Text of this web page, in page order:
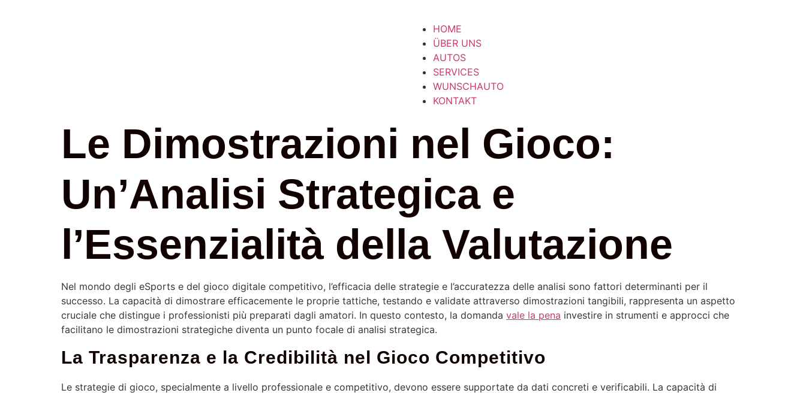
HOME
ÜBER UNS
AUTOS
SERVICES
WUNSCHAUTO
KONTAKT
Le Dimostrazioni nel Gioco:
Un’Analisi Strategica e
l’Essenzialità della Valutazione
Nel mondo degli eSports e del gioco digitale competitivo, l’efficacia delle strategie e l’accuratezza delle analisi sono fattori determinanti per il
successo. La capacità di dimostrare efficacemente le proprie tattiche, testando e validate attraverso dimostrazioni tangibili, rappresenta un aspetto
cruciale che distingue i professionisti più preparati dagli amatori. In questo contesto, la domanda vale la pena investire in strumenti e approcci che
facilitano le dimostrazioni strategiche diventa un punto focale di analisi strategica.
La Trasparenza e la Credibilità nel Gioco Competitivo
Le strategie di gioco, specialmente a livello professionale e competitivo, devono essere supportate da dati concreti e verificabili. La capacità di